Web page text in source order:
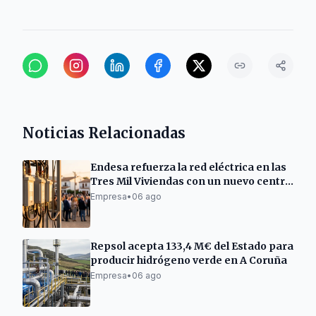
Noticias Relacionadas
Endesa refuerza la red eléctrica en las
Tres Mil Viviendas con un nuevo centro
de transformación
Empresa• 06 ago
Repsol acepta 133,4 M€ del Estado para
producir hidrógeno verde en A Coruña
Empresa• 06 ago